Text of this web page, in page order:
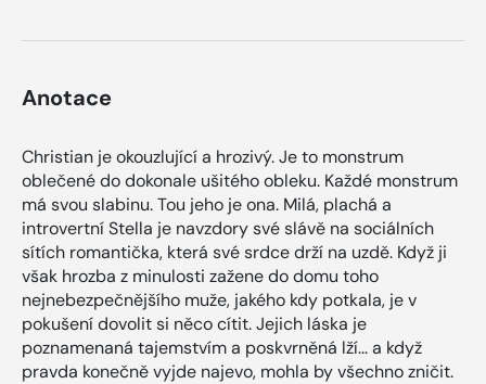
Anotace
Christian je okouzlující a hrozivý. Je to monstrum
oblečené do dokonale ušitého obleku. Každé monstrum
má svou slabinu. Tou jeho je ona. Milá, plachá a
introvertní Stella je navzdory své slávě na sociálních
sítích romantička, která své srdce drží na uzdě. Když ji
však hrozba z minulosti zažene do domu toho
nejnebezpečnějšího muže, jakého kdy potkala, je v
pokušení dovolit si něco cítit. Jejich láska je
poznamenaná tajemstvím a poskvrněná lží... a když
pravda konečně vyjde najevo, mohla by všechno zničit.